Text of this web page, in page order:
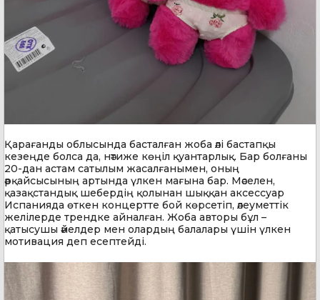
Қарағанды облысында басталған жоба әлі бастапқы
кезеңде болса да, нәтиже көңіл қуантарлық. Бар болғаны
20-дан астам сатылым жасалғанымен, оның
әрқайсысының артында үлкен мағына бар. Мәселен,
қазақстандық шебердің қолынан шыққан аксессуар
Испанияда өткен концертте бой көрсетіп, әлеуметтік
желілерде трендке айналған. Жоба авторы бұл –
қатысушы әйелдер мен олардың балалары үшін үлкен
мотивация деп есептейді.